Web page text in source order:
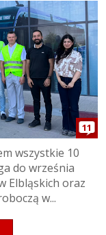
11
wszystkie 10
do września
Elbląskich oraz
w...